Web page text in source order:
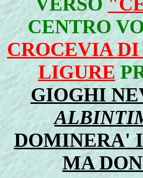
CENTRO
CROCEVIA
LIGURE
GIOGHI
DOMINERA'
MA